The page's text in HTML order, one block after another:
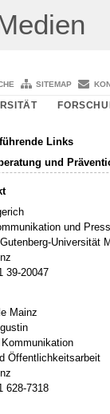
SITEMAP
Links
und
und
Universität
39-20047
Mainz
Öffentlichkeitsarbeit
628-7318